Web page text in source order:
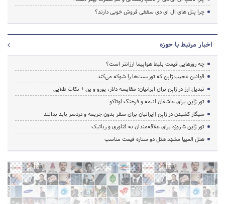
چرا پنل های ال ای دی سقفی فروش خوبی دارند؟
اخبار مرتبط با حوزه
چه روزهایی قیمت بلیط هواپیما ارزانتر است؟
قوانین عجیب ژاپن که توریست‌ها را شوکه می‌کند
تبدیل ارز در ژاپن برای ایرانیان: مقایسه دلار، یورو و ین + نکات طلایی
تور ژاپن برای عاشقان انیمه و فرهنگ اوتاکو
سیگار کشیدن در ژاپن |ایرانیان برای سفر بدون جریمه و دردسر باید بدانند
تور ژاپن ۵ روزه برای علاقه‌مندان به فناوری و رباتیک
هتل المپیا مشهد هتل دو ستاره قیمت مناسب